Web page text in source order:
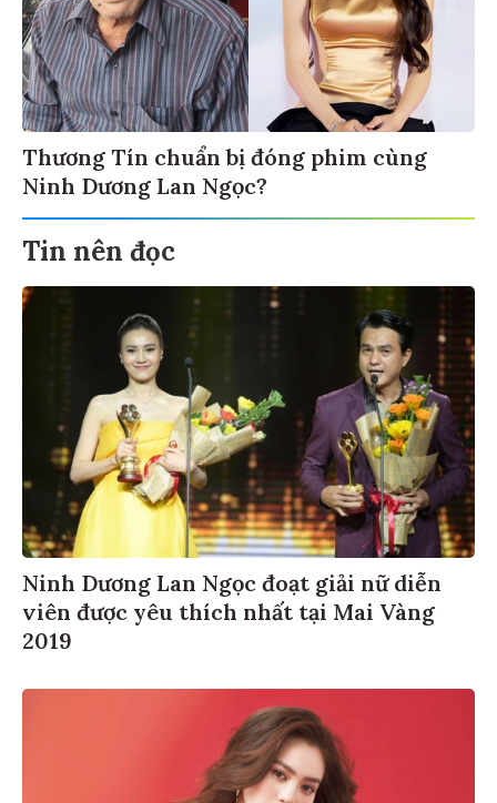
Thương Tín chuẩn bị đóng phim cùng
Ninh Dương Lan Ngọc?
Tin nên đọc
Ninh Dương Lan Ngọc đoạt giải nữ diễn
viên được yêu thích nhất tại Mai Vàng
2019